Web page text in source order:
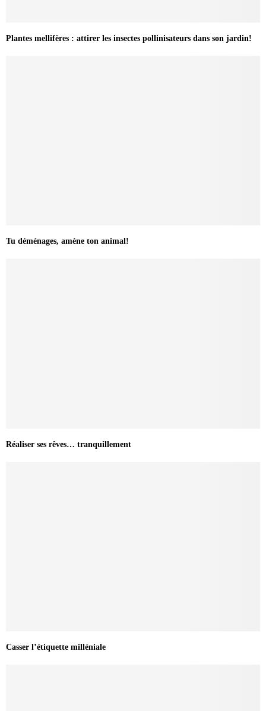
Plantes mellifères : attirer les insectes pollinisateurs dans son jardin!
Tu déménages, amène ton animal!
Réaliser ses rêves… tranquillement
Casser l’étiquette milléniale